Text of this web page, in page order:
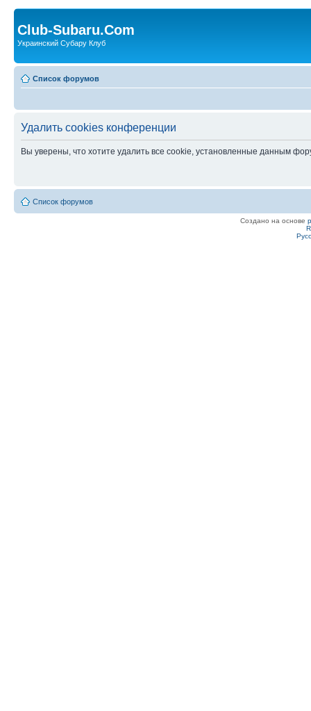
Club-Subaru.Com
Украинский Субару Клуб
Список форумов
Удалить cookies конференции
Вы уверены, что хотите удалить все cookie, установленные данным
Список форумов
Создано на основе